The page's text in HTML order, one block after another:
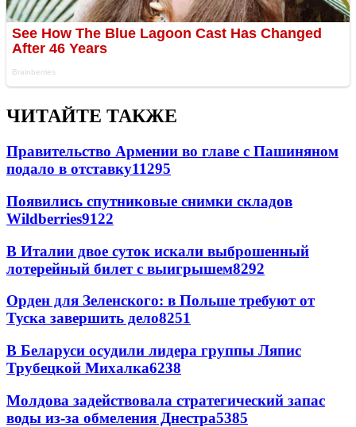
ЧИТАЙТЕ ТАКЖЕ
Правительство Армении во главе с Пашиняном
подало в отставку11295
Появились спутниковые снимки складов
Wildberries9122
В Италии двое суток искали выброшенный
лотерейный билет с выигрышем8292
Орден для Зеленского: в Польше требуют от
Туска завершить дело8251
В Беларуси осудили лидера группы Ляпис
Трубецкой Михалка6238
Молдова задействовала стратегический запас
воды из-за обмеления Днестра5385